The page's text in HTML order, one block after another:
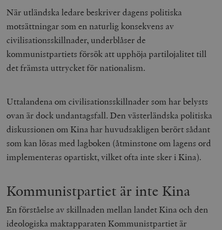
När utländska ledare beskriver dagens politiska
motsättningar som en naturlig konsekvens av
civilisationsskillnader, underblåser de
kommunistpartiets försök att upphöja partilojalitet till
det främsta uttrycket för nationalism.
Uttalandena om civilisationsskillnader som har belysts
ovan är dock undantagsfall. Den västerländska politiska
diskussionen om Kina har huvudsakligen berört sådant
som kan lösas med lagboken (åtminstone om lagens ord
implementeras opartiskt, vilket ofta inte sker i Kina).
Kommunistpartiet är inte Kina
En förståelse av skillnaden mellan landet Kina och den
ideologiska maktapparaten Kommunistpartiet är